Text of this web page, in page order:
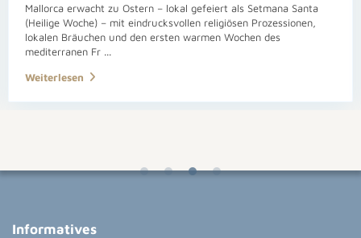
Mallorca erwacht zu Ostern – lokal gefeiert als Setmana Santa
(Heilige Woche) – mit eindrucksvollen religiösen Prozessionen,
lokalen Bräuchen und den ersten warmen Wochen des
mediterranen Fr ...
Weiterlesen
Informatives